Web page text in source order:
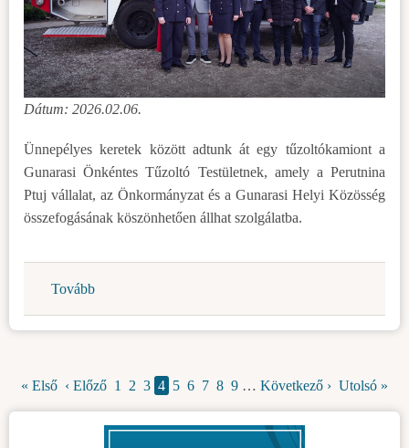
Dátum: 2026.02.06.
Ünnepélyes keretek között adtunk át egy tűzoltókamiont a
Gunarasi Önkéntes Tűzoltó Testületnek, amely a Perutnina
Ptuj vállalat, az Önkormányzat és a Gunarasi Helyi Közösség
összefogásának köszönhetően állhat szolgálatba.
Tovább
tűzoltókamionnal
gazdagodtak
gunarasi
Oldalszámozás
Első
oldal
« Első Előző
oldal
‹ Előző Oldal
1 Oldal
2 Oldal
3 Jelenlegi
oldal
4 Oldal
5 Oldal
6 Oldal
7 Oldal
8 Oldal
9 … Következő
oldal
Következő › Utolsó
oldal
Utolsó »